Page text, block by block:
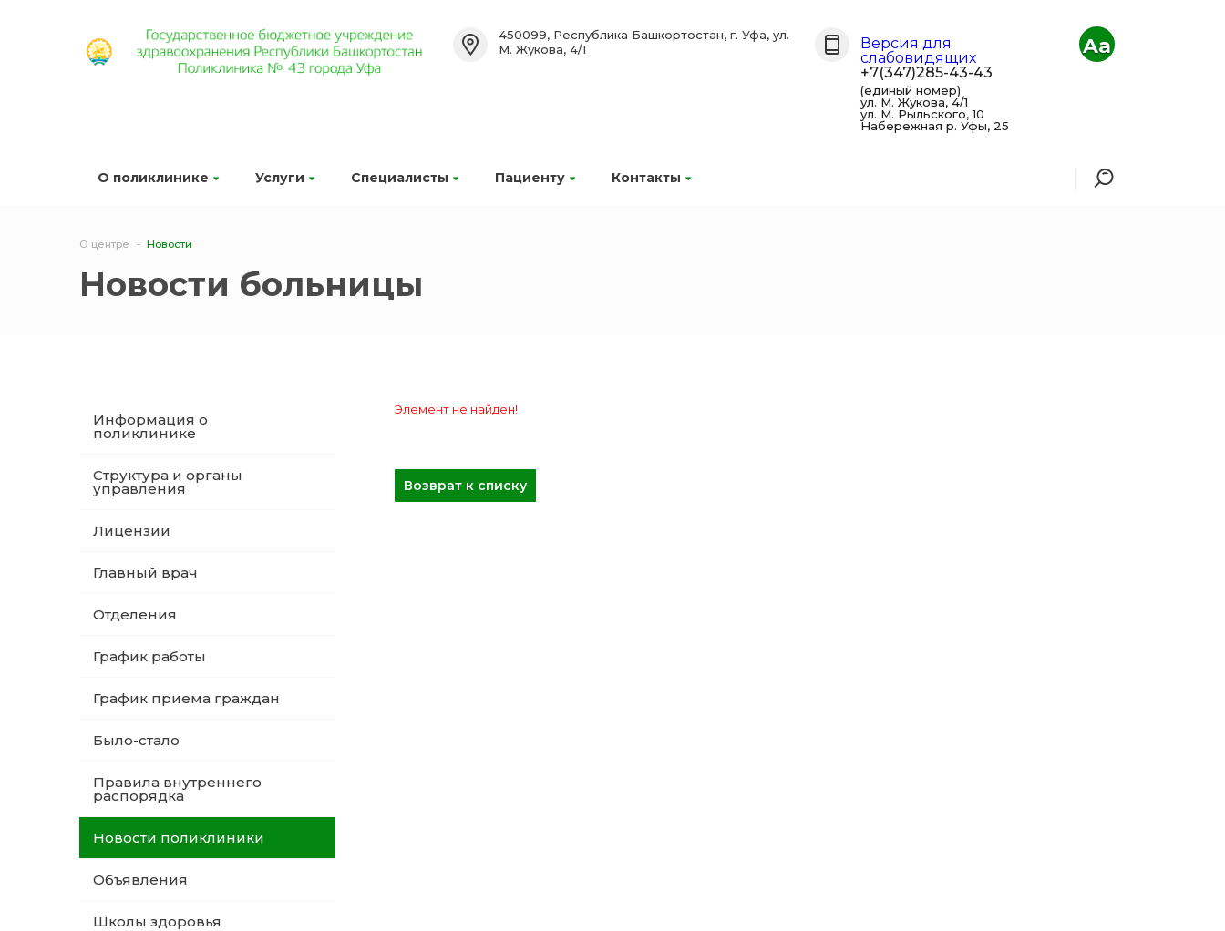
О поликлинике Услуги Специалисты Пациенту Контакты
450099, Республика Башкортостан, г. Уфа, ул.
М. Жукова, 4/1
Версия для
слабовидящих
+7(347)285-43-43
(единый номер)
ул. М. Жукова, 4/1
ул. М. Рыльского, 10
Набережная р. Уфы, 25
Aa
О центре Новости
Новости больницы
Информация о
поликлинике
Структура и органы
управления
Лицензии
Главный врач
Отделения
График работы
График приема граждан
Было-стало
Правила внутреннего
распорядка
Новости поликлиники
Объявления
Школы здоровья
Элемент не найден!
Возврат к списку